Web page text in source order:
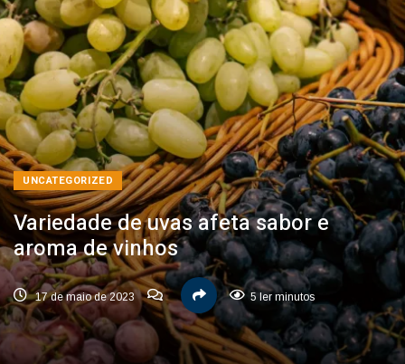
UNCATEGORIZED
Variedade de uvas afeta sabor e
aroma de vinhos
17 de maio de 2023 5 ler minutos